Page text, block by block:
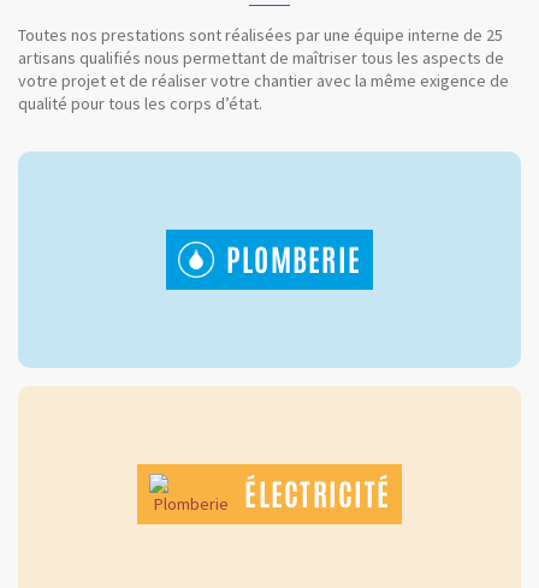
Toutes nos prestations sont réalisées par une équipe interne de 25
artisans qualifiés nous permettant de maîtriser tous les aspects de
votre projet et de réaliser votre chantier avec la même exigence de
qualité pour tous les corps d’état.
PLOMBERIE
ÉLECTRICITÉ